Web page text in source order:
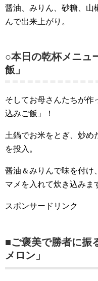
醤油、みりん、砂糖、山
んで出来上がり。
○本日の乾杯メニュ
飯」
そしてお母さんたちが作
込みご飯」！
土鍋でお米をとぎ、炒め
を投入。
醤油＆みりんで味を付け
マメを入れて炊き込みま
スポンサードリンク
■ご褒美で勝者に振
メロン」